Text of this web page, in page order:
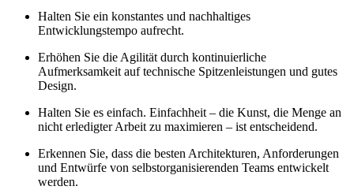
Halten Sie ein konstantes und nachhaltiges
Entwicklungstempo aufrecht.
Erhöhen Sie die Agilität durch kontinuierliche
Aufmerksamkeit auf technische Spitzenleistungen und gutes
Design.
Halten Sie es einfach. Einfachheit – die Kunst, die Menge an
nicht erledigter Arbeit zu maximieren – ist entscheidend.
Erkennen Sie, dass die besten Architekturen, Anforderungen
und Entwürfe von selbstorganisierenden Teams entwickelt
werden.